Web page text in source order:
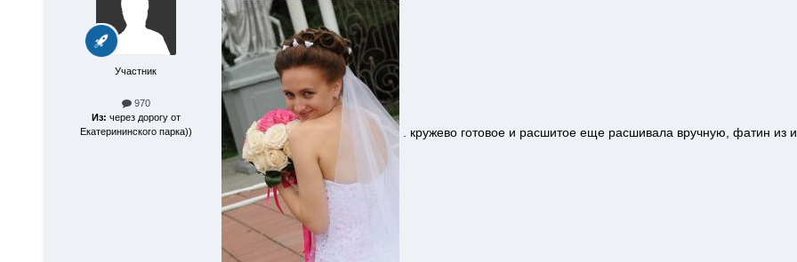
Участник
970
Из: через дорогу от
Екатерининского парка))
. кружево готовое и расшитое еще расшивала вручную, фатин из